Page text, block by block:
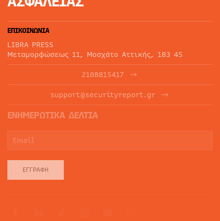
ΕΠΙΚΟΙΝΩΝΙΑ
LIBRA PRESS
Μεταμορφώσεως 11, Μοσχάτο Αττικής, 183 45
2108815417
support@securityreport.gr
ΕΝΗΜΕΡΩΤΙΚΑ ΔΕΛΤΙΑ
ΕΓΓΡΑΦΉ